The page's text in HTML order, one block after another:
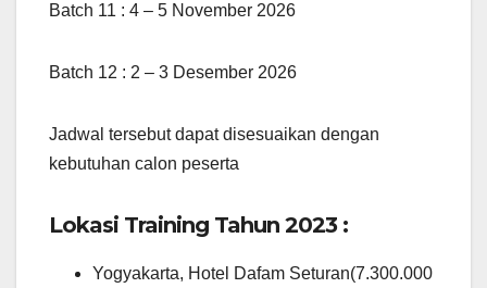
Batch 11 : 4 – 5 November 2026
Batch 12 : 2 – 3 Desember 2026
Jadwal tersebut dapat disesuaikan dengan
kebutuhan calon peserta
Lokasi Training Tahun 2023 :
Yogyakarta, Hotel Dafam Seturan(7.300.000